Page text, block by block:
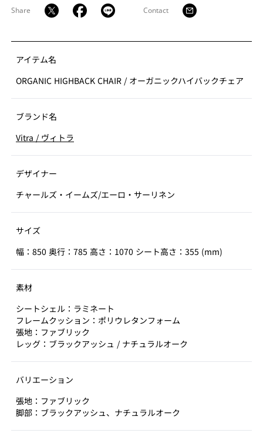
Share Contact
アイテム名
ORGANIC HIGHBACK CHAIR / オーガニックハイバックチェア
ブランド名
Vitra / ヴィトラ
デザイナー
チャールズ・イームズ/エーロ・サーリネン
サイズ
幅：850 奥行：785 高さ：1070 シート高さ：355 (mm)
素材
シートシェル：ラミネート
フレームクッション：ポリウレタンフォーム
張地：ファブリック
レッグ：ブラックアッシュ / ナチュラルオーク
バリエーション
張地：ファブリック
脚部：ブラックアッシュ、ナチュラルオーク